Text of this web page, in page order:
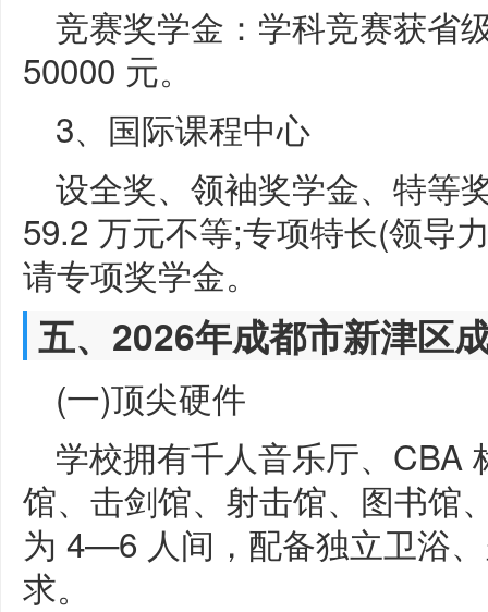
竞赛奖学金：学科竞赛获省
50000 元。
3、国际课程中心
设全奖、领袖奖学金、特等
59.2 万元不等;专项特长(领导
请专项奖学金。
五、2026年成都市新津区
(一)顶尖硬件
学校拥有千人音乐厅、CBA
馆、击剑馆、射击馆、图书馆
为 4—6 人间，配备独立卫浴
求。